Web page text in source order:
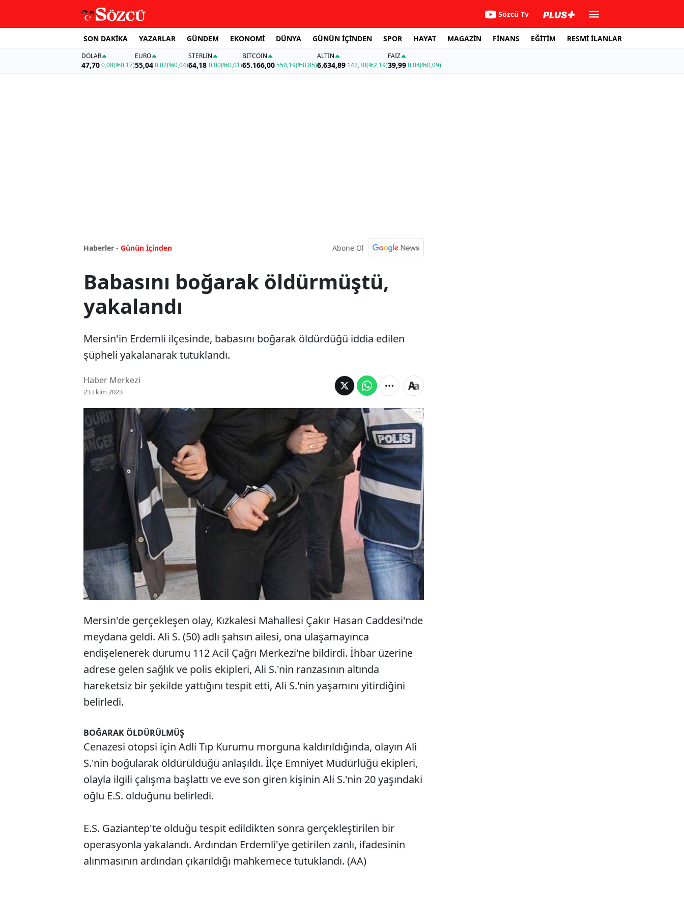
Sözcü Tv
SON DAKİKA YAZARLAR GÜNDEM EKONOMİ DÜNYA GÜNÜN İÇİNDEN SPOR HAYAT MAGAZİN FİNANS EĞİTİM RESMİ İLANLAR
DOLAR
47,700,08(%0,17)
EURO
55,04 0,02(%0,04)
STERLIN
64,18 0,00(%0,01)
BITCOIN
65.166,00550,19(%0,85)
ALTIN
6.634,89 142,30(%2,19)
FAİZ
39,990,04(%0,09)
Haberler - Günün İçinden Abone Ol
Babasını boğarak öldürmüştü,
yakalandı
Mersin'in Erdemli ilçesinde, babasını boğarak öldürdüğü iddia edilen
şüpheli yakalanarak tutuklandı.
Haber Merkezi
23 Ekim 2023
Mersin'in Erdemli ilçesinde, babasını boğarak
öldürdüğü iddia edilen şüpheli yakalanarak
tutuklandı.
Mersin'de gerçekleşen olay, Kızkalesi Mahallesi Çakır Hasan Caddesi'nde
meydana geldi. Ali S. (50) adlı şahsın ailesi, ona ulaşamayınca
endişelenerek durumu 112 Acil Çağrı Merkezi'ne bildirdi. İhbar üzerine
adrese gelen sağlık ve polis ekipleri, Ali S.'nin ranzasının altında
hareketsiz bir şekilde yattığını tespit etti, Ali S.'nin yaşamını yitirdiğini
belirledi.
BOĞARAK ÖLDÜRÜLMÜŞ
Cenazesi otopsi için Adli Tıp Kurumu morguna kaldırıldığında, olayın Ali
S.'nin boğularak öldürüldüğü anlaşıldı. İlçe Emniyet Müdürlüğü ekipleri,
olayla ilgili çalışma başlattı ve eve son giren kişinin Ali S.'nin 20 yaşındaki
oğlu E.S. olduğunu belirledi.
E.S. Gaziantep'te olduğu tespit edildikten sonra gerçekleştirilen bir
operasyonla yakalandı. Ardından Erdemli'ye getirilen zanlı, ifadesinin
alınmasının ardından çıkarıldığı mahkemece tutuklandı. (AA)